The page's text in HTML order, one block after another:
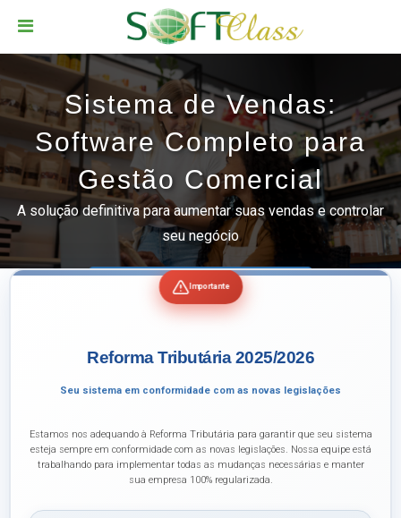
Sistema de Vendas:
Software Completo para
Gestão Comercial
A solução definitiva para aumentar suas vendas e controlar
seu negócio
Solicite uma demonstração
Importante
Reforma Tributária 2025/2026
Seu sistema em conformidade com as novas legislações
Estamos nos adequando à Reforma Tributária para garantir que seu sistema
esteja sempre em conformidade com as novas legislações. Nossa equipe está
trabalhando para implementar todas as mudanças necessárias e manter
sua empresa 100% regularizada.